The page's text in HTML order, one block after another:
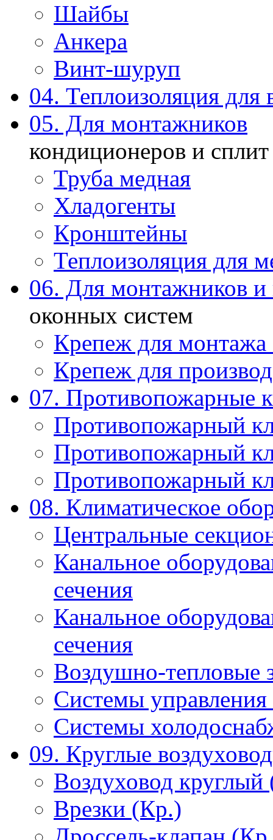
Шайбы
Анкера
Винт-шуруп
04. Теплоизоляция для
05. Для монтажников
кондиционеров и
Труба медная
Хладогенты
Кронштейны
Теплоизоляция для
06. Для монтажников и
оконных систем
Крепеж для монтажа
Крепеж для
07. Противопожарные
Противопожарный
Противопожарный
Противопожарный
08. Климатическое
Центральные
Канальное
сечения
Канальное
сечения
Воздушно-тепловые
Системы
Системы
09. Круглые
Воздуховод
Врезки (Кр.)